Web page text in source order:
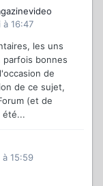
16:47
les uns
parfois bonnes
de
de ce sujet,
(et de
été...
15:59